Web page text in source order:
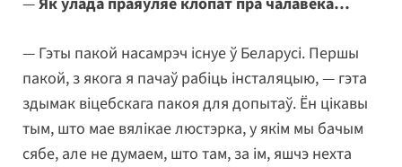
— Гэты пакой насамрэч існуе ў Беларусі. Першы
пакой, з якога я пачаў рабіць інсталяцыю, — гэта
здымак віцебскага пакоя для допытаў. Ён цікавы
тым, што мае вялікае люстэрка, у якім мы бачым
сябе, але не думаем, што там, за ім, яшчэ нехта